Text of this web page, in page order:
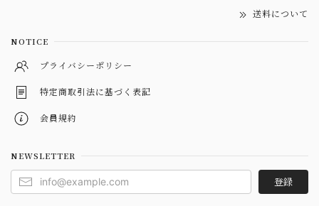
送料について
NOTICE
プライバシーポリシー
特定商取引法に基づく表記
会員規約
NEWSLETTER
登録